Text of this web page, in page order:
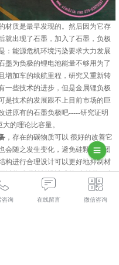
材质是最早发现的。然后因为它存
就出现了石墨，加入了石墨，负极
：能源危机环境污染要求大力发展
墨为负极的锂电池能量不够用为了
增加车的续航里程，研究又重新转
一些技术的进步，但是金属锂负极
是技术的发展跟不上目前市场的巨
进原有的石墨负极吧-----研究证明
的理论比容量。
，存在的碳物质可以 很好的改善它
会随之发生变化，避免硅颗粒的团
构进行合理设计可以更好地抑制材
以将硅碳材料设计成核-壳结构、多
预留容纳或缓冲空间。
务为一体的中建材(陕西)新材料装
咨询 在线留言 微信咨询